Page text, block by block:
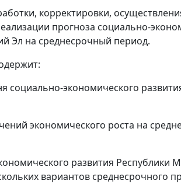
корректировки,
прогноза социально-
Эл на среднесрочный период.
социально-экономического
экономического роста на
развития Республики
вариантов среднесрочного